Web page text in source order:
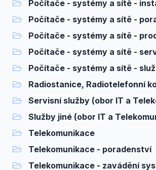
Počítače - systémy a sítě -
Počítače - systémy a sítě -
Počítače - systémy a sítě -
Počítače - systémy a sítě -
Počítače - systémy a sítě -
Radiostanice, Radiotelefonní
Servisní služby (obor IT a
Služby jiné (obor IT a
Telekomunikace
Telekomunikace - poradenství
Telekomunikace - zavádění